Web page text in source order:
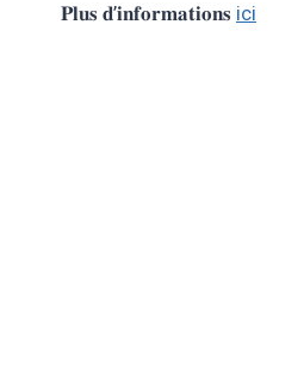
𝐏𝐥𝐮𝐬 𝐝’𝐢𝐧𝐟𝐨𝐫𝐦𝐚𝐭𝐢𝐨𝐧𝐬 ici